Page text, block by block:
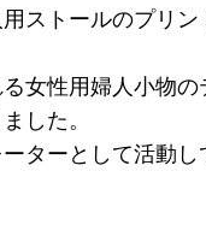
ストールのプリン
女性用婦人小物の
した。
ターとして活動し